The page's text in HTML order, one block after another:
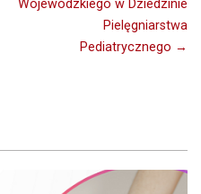
Wojewódzkiego w Dziedzinie
Pielęgniarstwa
Pediatrycznego →